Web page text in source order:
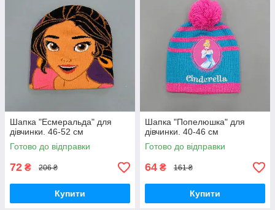
Шапка "Есмеральда" для
дівчинки. 46-52 см
Готово до відправки
72 ₴ 206 ₴
Купити
Шапка "Попелюшка" для
дівчинки. 40-46 см
Готово до відправки
64 ₴ 161 ₴
Купити